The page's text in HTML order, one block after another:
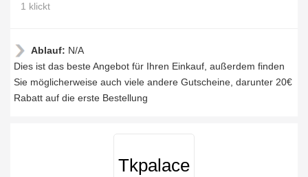
1 klickt
Ablauf: N/A
Dies ist das beste Angebot für Ihren Einkauf, außerdem finden
Sie möglicherweise auch viele andere Gutscheine, darunter 20€
Rabatt auf die erste Bestellung
Tkpalace